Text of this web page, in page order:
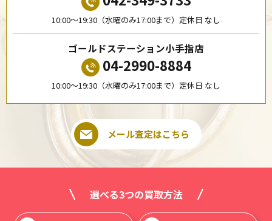
10:00〜19:30（水曜のみ17:00まで）定休日 なし
ゴールドステーション小手指店
04-2990-8884
10:00〜19:30（水曜のみ17:00まで）定休日 なし
メール査定はこちら
選べる3つの買取方法